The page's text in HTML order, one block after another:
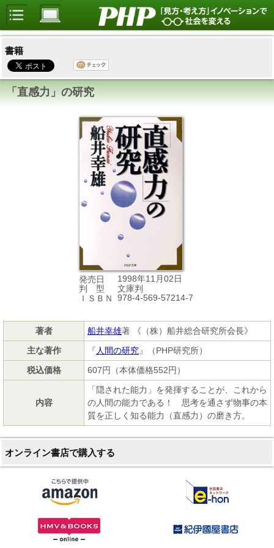
書籍
「直感力」の研究
発売日
1998年11月02日
判 型
文庫判
ＩＳＢＮ
978-4-569-57214-7
著者 船井幸雄著 《（株）船井総合研究所会長》
主な著作
『 人間の研究』（PHP研究所）
税込価格
607円（本体価格552円）
内容
「隠された能力」を発揮することが、これから
の人間の能力である！ 思考を通さず物事の本
質を正しく知る能力（直感力）の磨き方。
オンライン書店で購入する